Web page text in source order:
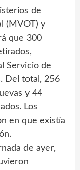
de
(MVOT) y
que 300
Servicio de
Del total, 256
y 44
Los
en que existía
de ayer,